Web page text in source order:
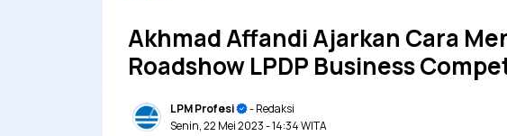
Akhmad Affandi Ajarkan Cara
Roadshow LPDP Business
LPM Profesi
- Redaksi
Senin, 22 Mei 2023- 14:34 WITA